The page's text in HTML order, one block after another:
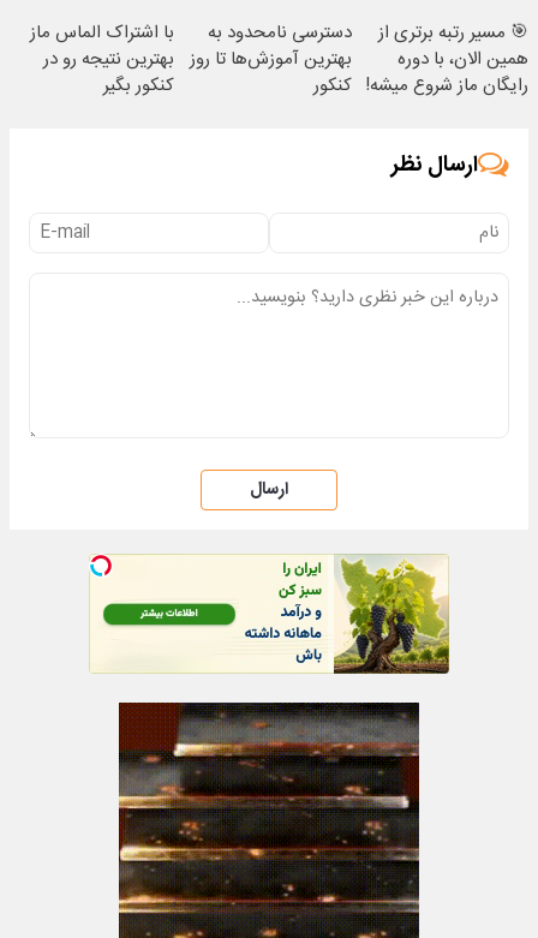
🎯 مسیر رتبه برتری از
همین الان، با دوره
رایگان ماز شروع میشه!
دسترسی نامحدود به
بهترین آموزش‌ها تا روز
کنکور
با اشتراک الماس ماز
بهترین نتیجه رو در
کنکور بگیر
ارسال نظر
ارسال